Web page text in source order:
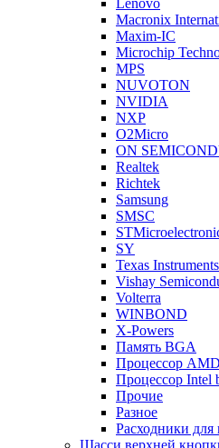
Macronix
Maxim-IC
Microchip
MPS
NUVOTON
NVIDIA
NXP
O2Micro
ON
Realtek
Richtek
Samsung
SMSC
SY
Texas Instruments
Vishay
Volterra
WINBOND
X-Powers
Память BGA
Процессор
Процессор Intel
Прочие
Разное
Расходники для
Шасси верхней